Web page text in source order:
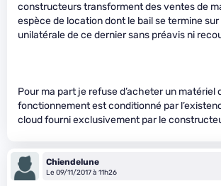
constructeurs transforment des ventes de
espèce de location dont le bail se termine
unilatérale de ce dernier sans préavis ni
Pour ma part je refuse d’acheter un matériel
fonctionnement est conditionné par
cloud fourni exclusivement par le
Chiendelune
Le 09/11/2017 à 11h26